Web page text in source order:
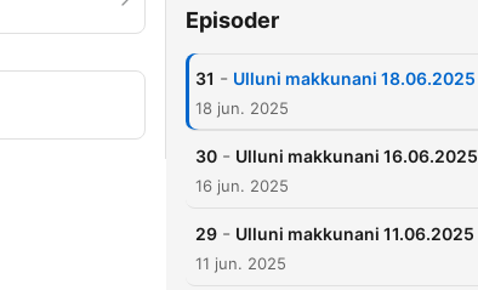
Episoder
31 - Ulluni makkunani 18.06.2025
18 jun. 2025
30 - Ulluni makkunani 16.06.2025
16 jun. 2025
29 - Ulluni makkunani 11.06.2025
11 jun. 2025